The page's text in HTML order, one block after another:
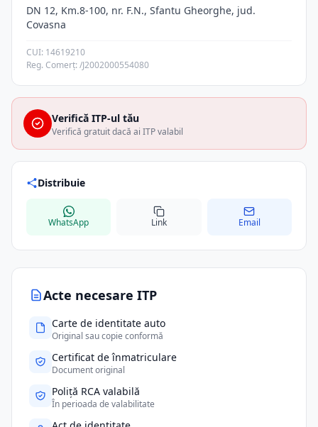
Acte necesare ITP
Carte de identitate auto
Original sau copie conformă
Certificat de înmatriculare
Document original
Poliță RCA valabilă
În perioada de valabilitate
DN 12, Km.8-100, nr. F.N., Sfantu Gheorghe, jud.
Covasna
CUI: 14619210
Reg. Comerț: /J2002000554080
Verifică ITP-ul tău
Verifică gratuit dacă ai ITP valabil
Distribuie
WhatsApp Link Email